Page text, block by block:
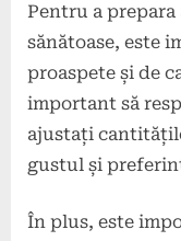
Pentru a
sănătoase, este
proaspete și de
important să
ajustați
gustul și
În plus, este